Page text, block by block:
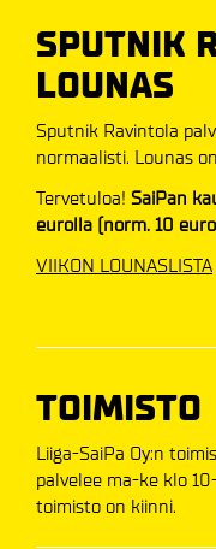
SPUTNIK
LOUNAS
Sputnik Ravintola
normaalisti. Lounas
Tervetuloa! SaiPan
eurolla (norm. 10
VIIKON LOUNASLISTA​​​​​​​
TOIMISTO
Liiga-SaiPa Oy:n
palvelee ma-ke klo
toimisto on kiinni.